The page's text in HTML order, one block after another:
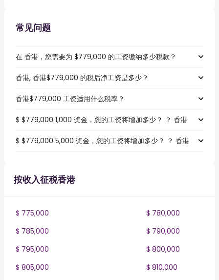
常见问题
在 香港，您需要为 $779,000 的工资缴纳多少税款？
香港, 香港$779,000 的税后净工资是多少？
香港$779,000 工资适用什么税率？
$ $779,000 1,000 奖金，您的工资将增加多少？ ？ 香港
$ $779,000 5,000 奖金，您的工资将增加多少？ ？ 香港
按收入征税香港
$ 775,000
$ 780,000
$ 785,000
$ 790,000
$ 795,000
$ 800,000
$ 805,000
$ 810,000